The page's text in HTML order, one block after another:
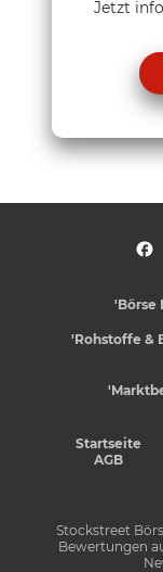
Jetzt
'Börse
'Rohstoffe &
Startseite
AGB
Stockstreet
Bewertungen